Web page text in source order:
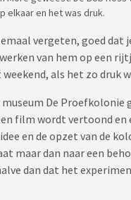
elkaar en het was druk.
vergeten, goed
van hem op een
als het zo druk
De
film wordt vertoond
en de opzet van de
maar dan naar een
dan dat het